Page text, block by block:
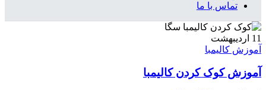
تماس با ما
11 اردیبهشت
آموزش کالیمبا
آموزش کوک کردن کالیمبا